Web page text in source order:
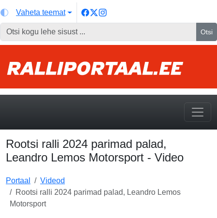
Vaheta teemat
Otsi
Rootsi ralli 2024 parimad palad,
Leandro Lemos Motorsport - Video
Portaal
Videod
Rootsi ralli 2024 parimad palad, Leandro Lemos
Motorsport